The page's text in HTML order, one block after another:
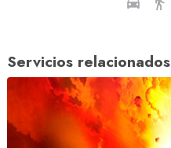
Servicios relacionados